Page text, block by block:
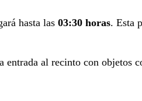
hasta las 03:30 horas. Esta
al recinto con objetos